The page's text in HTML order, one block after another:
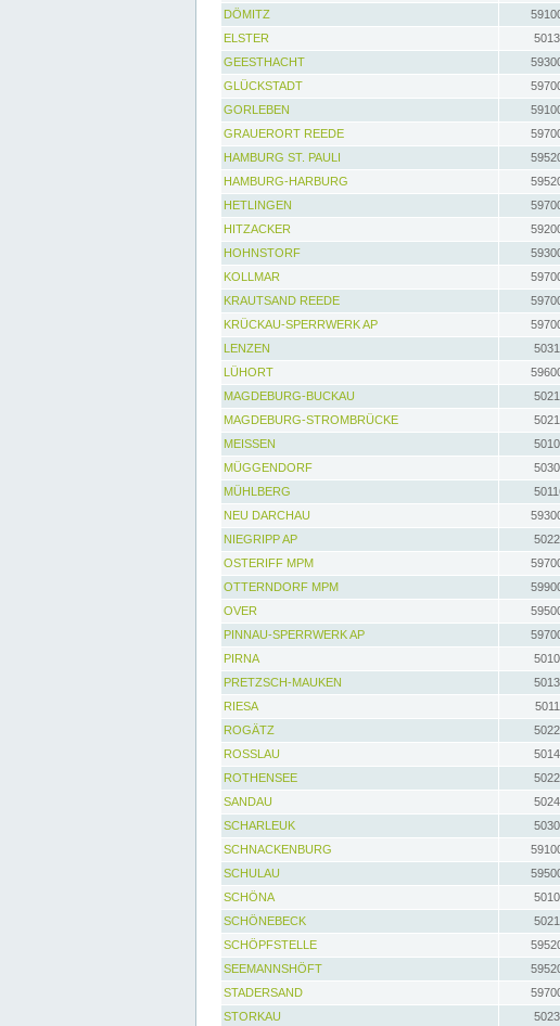
DÖMITZ
ELSTER
GEESTHACHT
GLÜCKSTADT
GORLEBEN
GRAUERORT REEDE
HAMBURG ST. PAULI
HAMBURG-HARBURG
HETLINGEN
HITZACKER
HOHNSTORF
KOLLMAR
KRAUTSAND REEDE
KRÜCKAU-SPERRWERK AP
LENZEN
LÜHORT
MAGDEBURG-BUCKAU
MAGDEBURG-STROMBRÜCKE
MEISSEN
MÜGGENDORF
MÜHLBERG
NEU DARCHAU
NIEGRIPP AP
OSTERIFF MPM
OTTERNDORF MPM
OVER
PINNAU-SPERRWERK AP
PIRNA
PRETZSCH-MAUKEN
RIESA
ROGÄTZ
ROSSLAU
ROTHENSEE
SANDAU
SCHARLEUK
SCHNACKENBURG
SCHULAU
SCHÖNA
SCHÖNEBECK
SCHÖPFSTELLE
SEEMANNSHÖFT
STADERSAND
STORKAU